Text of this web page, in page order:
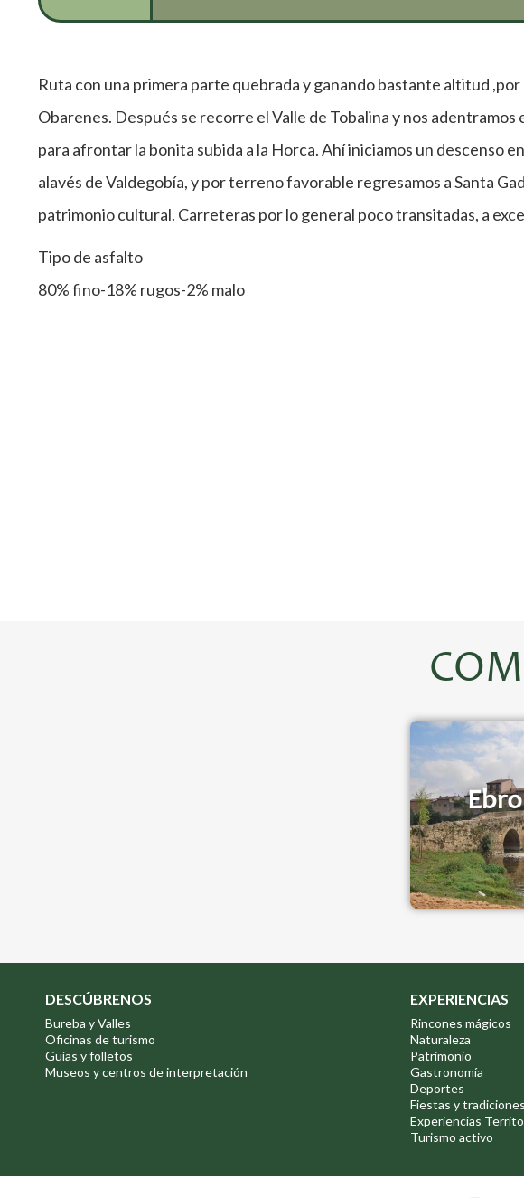
Ruta con una primera parte quebrada y ganando bastante altitud
Obarenes. Después se recorre el Valle de Tobalina y nos
para afrontar la bonita subida a la Horca. Ahí iniciamos un descenso
alavés de Valdegobía, y por terreno favorable regresamos a Santa
patrimonio cultural. Carreteras por lo general poco transitadas, a
Tipo de asfalto
80% fino-18% rugos-2% malo
DESCÚBRENOS
Bureba y Valles
Oficinas de turismo
Guías y folletos
Museos y centros de interpretación
EXPERIENCIAS
Rincones mágicos
Naturaleza
Patrimonio
Gastronomía
Deportes
Fiestas y tradiciones
Experiencias
Turismo activo